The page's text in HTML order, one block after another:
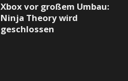
Xbox vor großem Umbau:
Ninja Theory wird
geschlossen